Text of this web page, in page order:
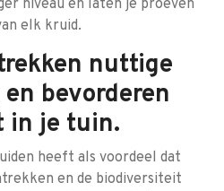
niveau en laten je proeven
elk kruid.
nuttige
bevorderen
in je tuin.
heeft als voordeel dat
en de biodiversiteit